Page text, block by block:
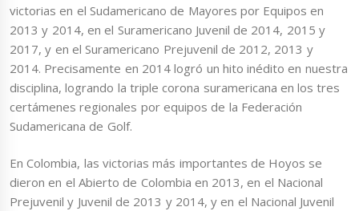
victorias en el Sudamericano de Mayores por Equipos en
2013 y 2014, en el Suramericano Juvenil de 2014, 2015 y
2017, y en el Suramericano Prejuvenil de 2012, 2013 y
2014. Precisamente en 2014 logró un hito inédito en nuestra
disciplina, logrando la triple corona suramericana en los tres
certámenes regionales por equipos de la Federación
Sudamericana de Golf.
En Colombia, las victorias más importantes de Hoyos se
dieron en el Abierto de Colombia en 2013, en el Nacional
Prejuvenil y Juvenil de 2013 y 2014, y en el Nacional Juvenil